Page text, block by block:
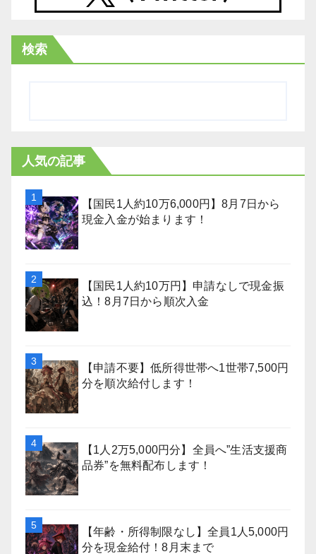
検索
人気の記事
【国民1人約10万6,000円】8月7日から
現金入金が始まります！
【国民1人約10万円】申請なしで現金振
込！8月7日から順次入金
【申請不要】低所得世帯へ1世帯7,500円
分を順次給付します！
【1人2万5,000円分】全員へ”生活支援商
品券”を無料配布します！
【年齢・所得制限なし】全員1人5,000円
分を現金給付！8月末まで